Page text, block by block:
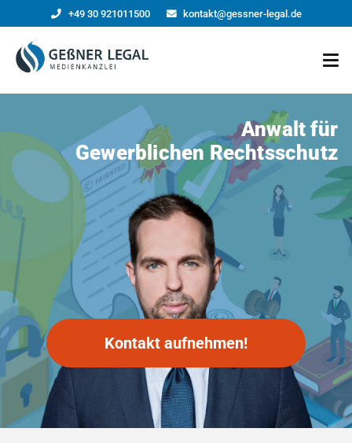
+49 30 921011500 kontakt@gessner-legal.de
Anwalt für
Gewerblichen Rechtsschutz
Kontakt aufnehmen!